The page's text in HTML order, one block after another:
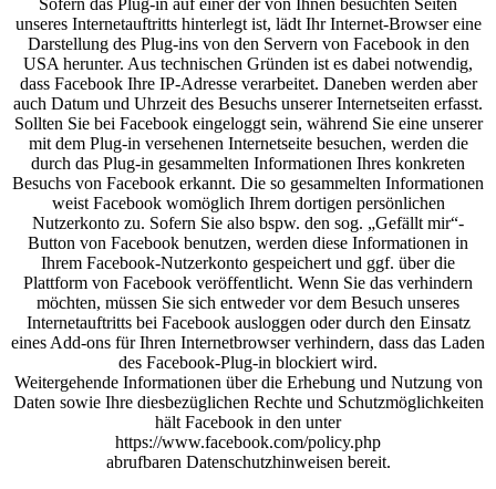
Sofern das Plug-in auf einer der von Ihnen besuchten Seiten
unseres Internetauftritts hinterlegt ist, lädt Ihr Internet-Browser eine
Darstellung des Plug-ins von den Servern von Facebook in den
USA herunter. Aus technischen Gründen ist es dabei notwendig,
dass Facebook Ihre IP-Adresse verarbeitet. Daneben werden aber
auch Datum und Uhrzeit des Besuchs unserer Internetseiten erfasst.
Sollten Sie bei Facebook eingeloggt sein, während Sie eine unserer
mit dem Plug-in versehenen Internetseite besuchen, werden die
durch das Plug-in gesammelten Informationen Ihres konkreten
Besuchs von Facebook erkannt. Die so gesammelten Informationen
weist Facebook womöglich Ihrem dortigen persönlichen
Nutzerkonto zu. Sofern Sie also bspw. den sog. „Gefällt mir“-
Button von Facebook benutzen, werden diese Informationen in
Ihrem Facebook-Nutzerkonto gespeichert und ggf. über die
Plattform von Facebook veröffentlicht. Wenn Sie das verhindern
möchten, müssen Sie sich entweder vor dem Besuch unseres
Internetauftritts bei Facebook ausloggen oder durch den Einsatz
eines Add-ons für Ihren Internetbrowser verhindern, dass das Laden
des Facebook-Plug-in blockiert wird.
Weitergehende Informationen über die Erhebung und Nutzung von
Daten sowie Ihre diesbezüglichen Rechte und Schutzmöglichkeiten
hält Facebook in den unter
https://www.facebook.com/policy.php
abrufbaren Datenschutzhinweisen bereit.